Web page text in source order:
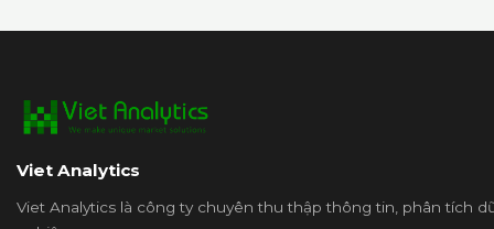
Viet Analytics
Viet Analytics là công ty chuyên thu thập thông tin, phân tích